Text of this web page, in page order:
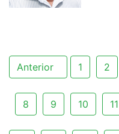
Anterior 1 2
8 9 10 11